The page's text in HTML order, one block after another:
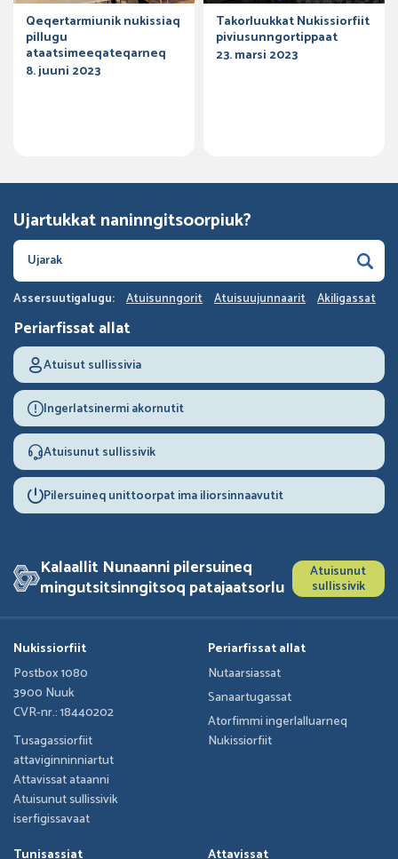
Qeqertarmiunik nukissiaq
pillugu
ataatsimeeqateqarneq
8. juuni 2023
Takorluukkat Nukissiorfiit
piviusunngortippaat
23. marsi 2023
Ujartukkat naninngitsoorpiuk?
Assersuutigalugu: Atuisunngorit Atuisuujunnaarit Akiligassat
Periarfissat allat
Atuisut sullissivia
Ingerlatsinermi akornutit
Atuisunut sullissivik
Pilersuineq unittoorpat ima iliorsinnaavutit
Kalaallit Nunaanni pilersuineq
mingutsitsinngitsoq patajaatsorlu
Atuisunut
sullissivik
Nukissiorfiit
Postbox 1080
3900 Nuuk
CVR-nr.: 18440202
Tusagassiorfiit
attaviginninniartut
Attavissat ataanni
Atuisunut sullissivik
iserfigissavaat
Periarfissat allat
Nutaarsiassat
Sanaartugassat
Atorfimmi ingerlalluarneq
Nukissiorfiit